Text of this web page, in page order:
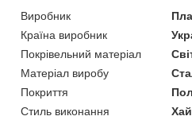
Виробник
Країна виробник
Покрівельний матеріал
Матеріал виробу
Покриття
Стиль виконання